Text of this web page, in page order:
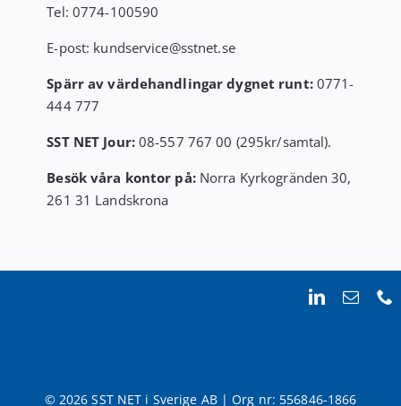
Tel: 0774-100590
E-post: kundservice@sstnet.se
Spärr av värdehandlingar dygnet runt:0771-
444 777
SST NET Jour:08-557 767 00 (295kr/samtal).
Besök våra kontor på: Norra Kyrkogränden 30,
261 31 Landskrona
© 2026 SST NET i Sverige AB | Org nr: 556846-1866